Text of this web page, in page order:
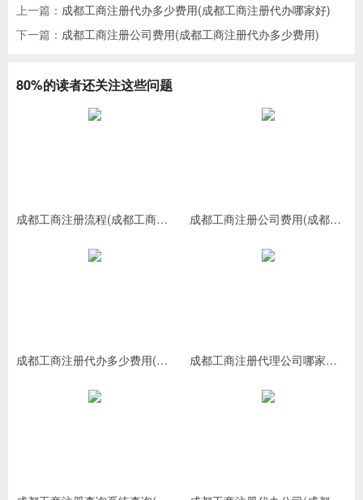
上一篇： 成都工商注册代办多少费用(成都工商注册代办哪家好)
下一篇： 成都工商注册公司费用(成都工商注册代办多少费用)
80%的读者还关注这些问题
成都工商注册流程(成都工商注册需要哪些材料) 成都工商注册公司费用(成都工商注册代办多少费用)
成都工商注册代办多少费用(成都工商注册代办哪家好) 成都工商注册代理公司哪家好(成都工商代理哪个公司做得好)